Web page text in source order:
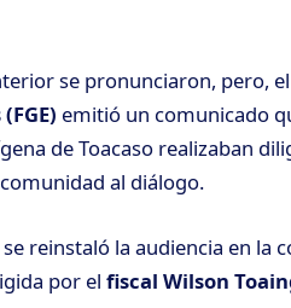
se pronunciaron, pero,
emitió un comunicado
de Toacaso realizaban
al diálogo.
reinstaló la audiencia en la
por el fiscal Wilson